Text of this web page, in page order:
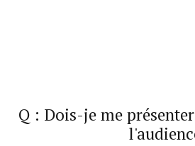
Q : Dois-je me